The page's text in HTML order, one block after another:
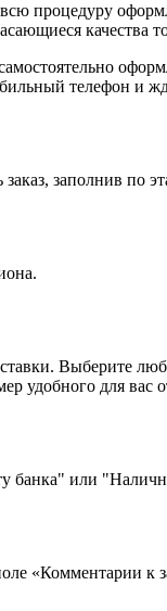
процедуру
телефон и
заполнив по
Выберите
для вас
банка" или
«Комментарии к